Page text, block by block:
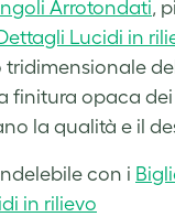
Arrotondati,
Lucidi in
tridimensionale
finitura opaca
la qualità e il
con i
in rilievo